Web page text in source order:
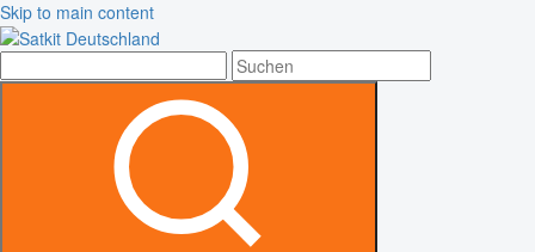
Skip to main content